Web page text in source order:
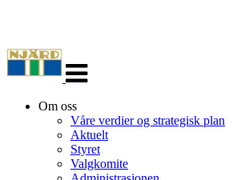
navigasjon
Om oss
Våre verdier og strategisk plan
Aktuelt
Styret
Valgkomite